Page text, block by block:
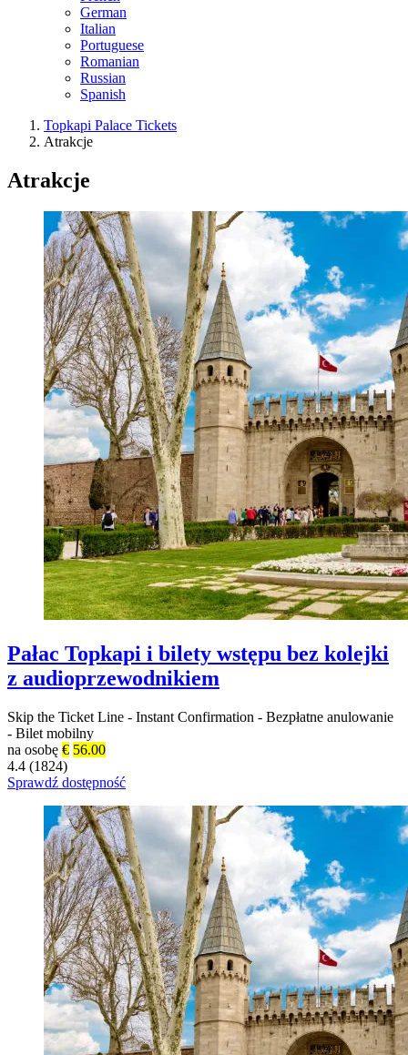
German
Italian
Portuguese
Romanian
Russian
Spanish
Topkapi Palace Tickets
Atrakcje
Atrakcje
Pałac Topkapi i bilety wstępu bez kolejki
z audioprzewodnikiem
Skip the Ticket Line - Instant Confirmation - Bezpłatne anulowanie
- Bilet mobilny
na osobę € 56.00
4.4 (1824)
Sprawdź dostępność